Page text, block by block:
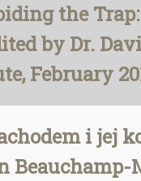
the
by Dr.
February
i jej